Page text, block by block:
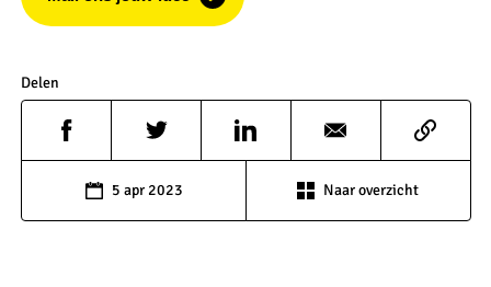
Delen
5 apr 2023 Naar overzicht